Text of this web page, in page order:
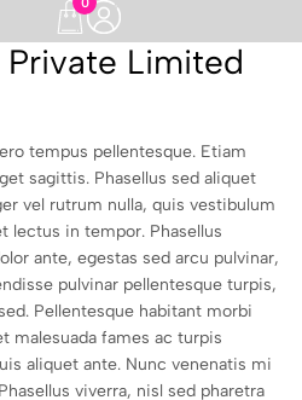
Limited
tempus pellentesque. Etiam
sagittis. Phasellus sed aliquet
vel rutrum nulla, quis vestibulum
lectus in tempor. Phasellus
ante, egestas sed arcu pulvinar,
pulvinar pellentesque turpis,
Pellentesque habitant morbi
malesuada fames ac turpis
aliquet ante. Nunc venenatis mi
viverra, nisl sed pharetra